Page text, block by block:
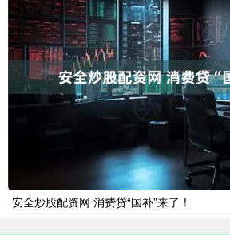
安全炒股配资网 消费贷“国补”来了！